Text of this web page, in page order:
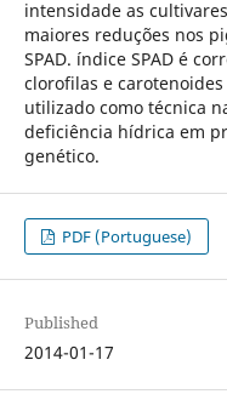
intensidade as
maiores reduções nos
SPAD. índice SPAD é
clorofilas e
utilizado como técnica
deficiência hídrica em
genético.
PDF (Portuguese)
Published
2014-01-17